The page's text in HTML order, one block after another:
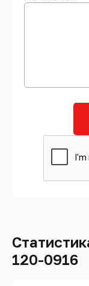
120-0916